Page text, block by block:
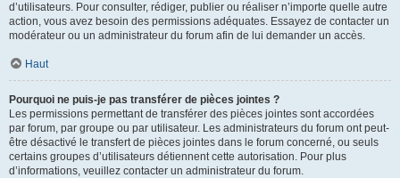
d’utilisateurs. Pour consulter, rédiger, publier ou réaliser n’importe quelle autre
action, vous avez besoin des permissions adéquates. Essayez de contacter un
modérateur ou un administrateur du forum afin de lui demander un accès.
Haut
Pourquoi ne puis-je pas transférer de pièces jointes ?
Les permissions permettant de transférer des pièces jointes sont accordées
par forum, par groupe ou par utilisateur. Les administrateurs du forum ont peut-
être désactivé le transfert de pièces jointes dans le forum concerné, ou seuls
certains groupes d’utilisateurs détiennent cette autorisation. Pour plus
d’informations, veuillez contacter un administrateur du forum.